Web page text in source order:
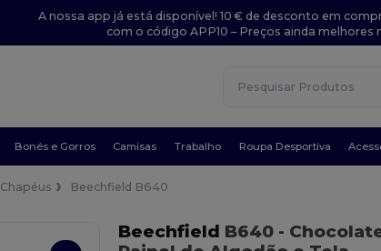
A nossa app já está disponível! 10 € de desconto em
com o código APP10 – Preços ainda melhores
Bonés e Gorros Camisas Trabalho Roupa Desportiva
Chapéus Beechfield B640
Beechfield B640 -